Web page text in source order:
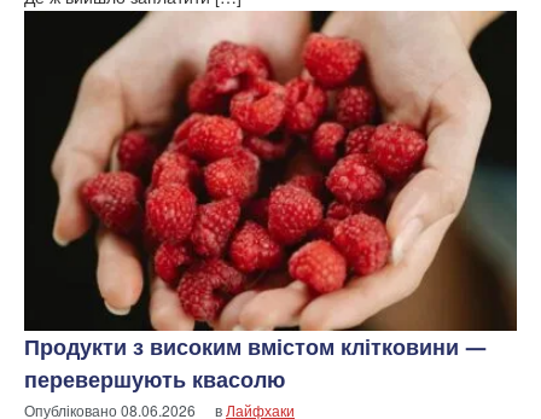
Продукти з високим вмістом клітковини —
перевершують квасолю
Опубліковано08.06.2026 в Лайфхаки